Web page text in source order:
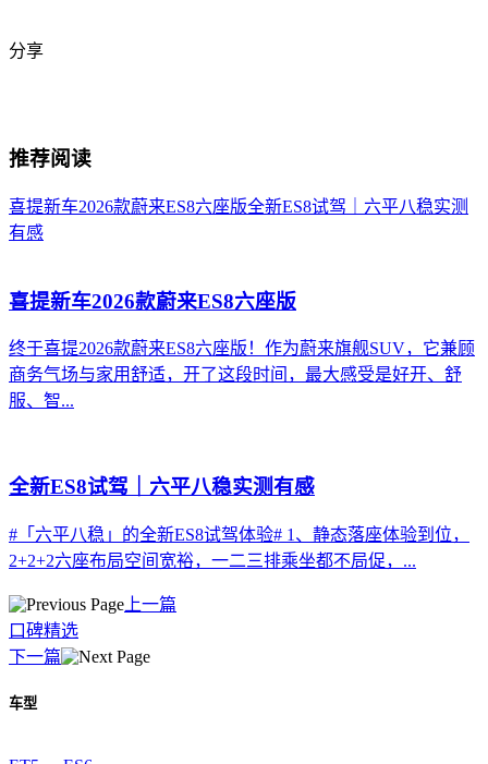
分享
推荐阅读
喜提新车2026款蔚来ES8六座版全新ES8试驾｜六平八稳实测
有感
喜提新车2026款蔚来ES8六座版
终于喜提2026款蔚来ES8六座版！作为蔚来旗舰SUV，它兼顾
商务气场与家用舒适，开了这段时间，最大感受是好开、舒
服、智...
全新ES8试驾｜六平八稳实测有感
#「六平八稳」的全新ES8试驾体验# 1、静态落座体验到位，
2+2+2六座布局空间宽裕，一二三排乘坐都不局促，...
上一篇
口碑精选
下一篇
车型